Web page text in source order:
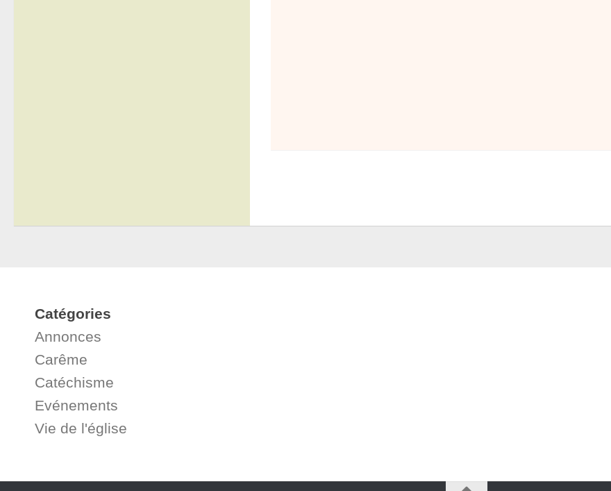
Catégories
Annonces
Carême
Catéchisme
Evénements
Vie de l'église